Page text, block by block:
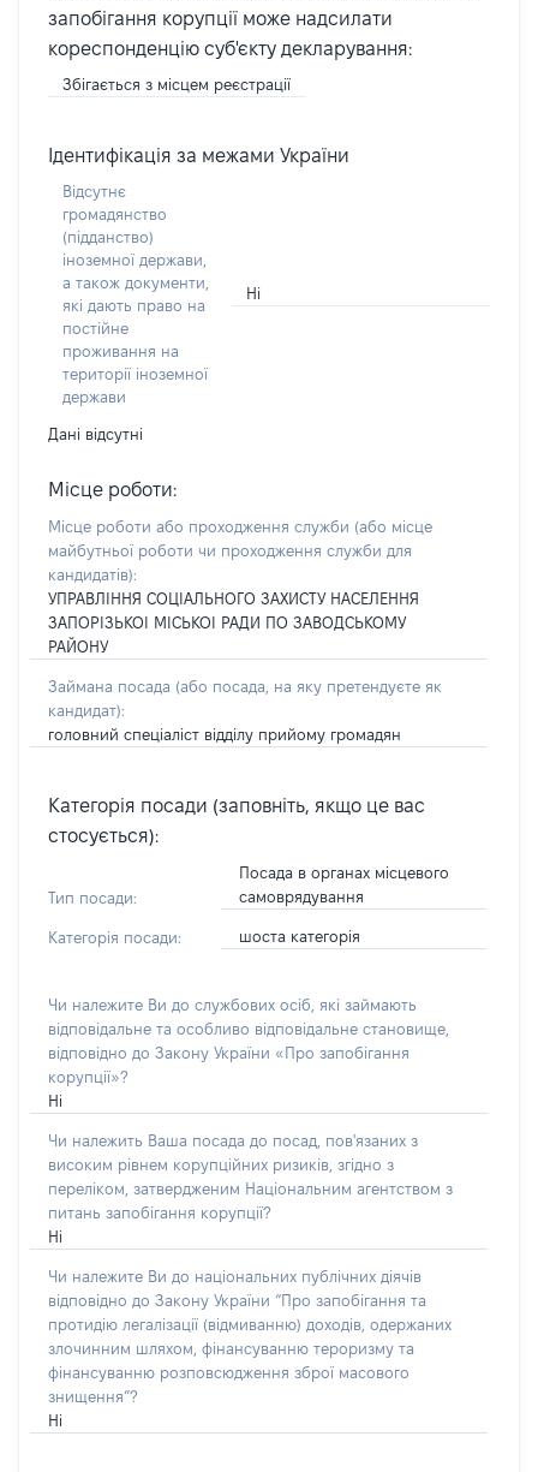
запобігання корупції може надсилати
кореспонденцію суб'єкту декларування:
Збігається з місцем реєстрації
Ідентифікація за межами України
Відсутнє
громадянство
(підданство)
іноземної держави,
а також документи,
які дають право на
постійне
проживання на
території іноземної
держави
Ні
Дані відсутні
Місце роботи:
Місце роботи або проходження служби (або місце
майбутньої роботи чи проходження служби для
кандидатів):
УПРАВЛІННЯ СОЦІАЛЬНОГО ЗАХИСТУ НАСЕЛЕННЯ
ЗАПОРІЗЬКОІ МІСЬКОІ РАДИ ПО ЗАВОДСЬКОМУ
РАЙОНУ
Займана посада (або посада, на яку претендуєте як
кандидат):
головний спеціаліст відділу прийому громадян
Категорія посади (заповніть, якщо це вас
стосується):
Тип посади:
Посада в органах місцевого
самоврядування
Категорія посади: шоста категорія
Чи належите Ви до службових осіб, які займають
відповідальне та особливо відповідальне становище,
відповідно до Закону України «Про запобігання
корупції»?
Ні
Чи належить Ваша посада до посад, пов'язаних з
високим рівнем корупційних ризиків, згідно з
переліком, затвердженим Національним агентством з
питань запобігання корупції?
Ні
Чи належите Ви до національних публічних діячів
відповідно до Закону України “Про запобігання та
протидію легалізації (відмиванню) доходів, одержаних
злочинним шляхом, фінансуванню тероризму та
фінансуванню розповсюдження зброї масового
знищення”?
Ні